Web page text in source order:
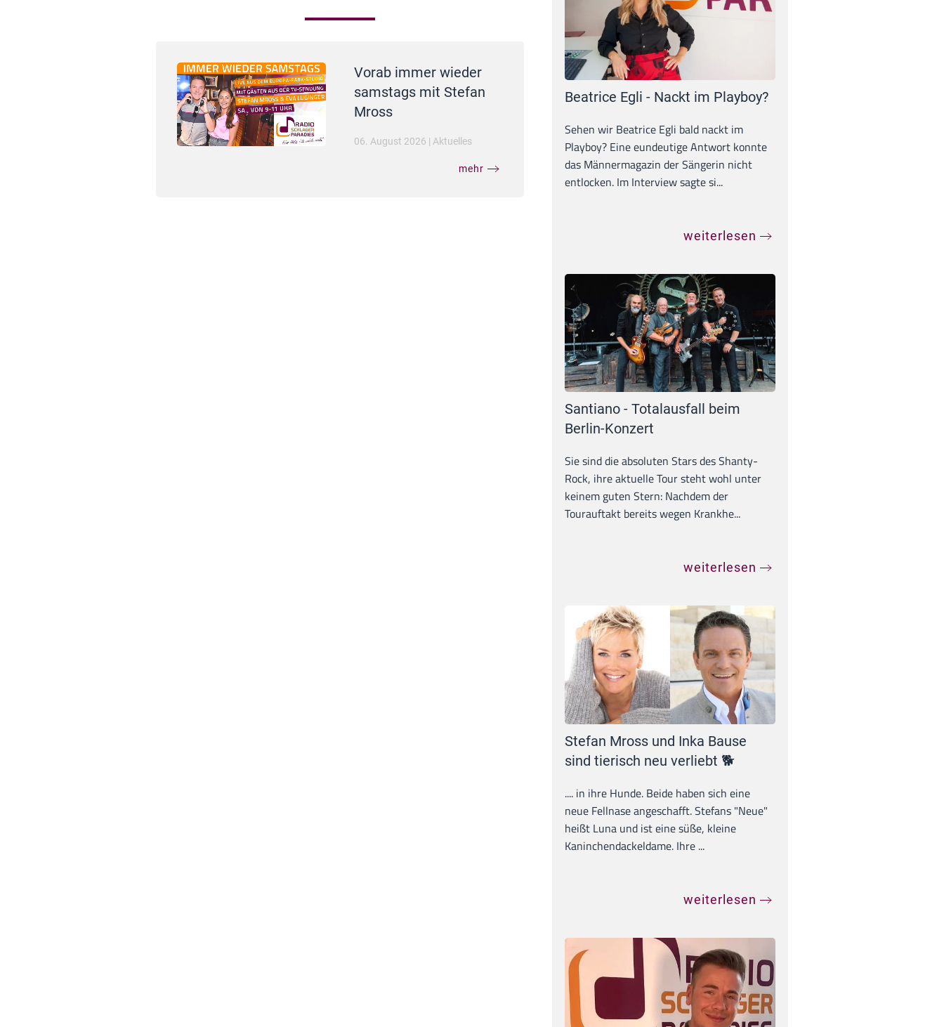
Vorab immer wieder
samstags mit Stefan
Mross
06. August 2026 | Aktuelles
mehr
Beatrice Egli - Nackt im Playboy?
Sehen wir Beatrice Egli bald nackt im
Playboy? Eine eundeutige Antwort konnte
das Männermagazin der Sängerin nicht
entlocken. Im Interview sagte si...
weiterlesen
Santiano - Totalausfall beim
Berlin-Konzert
Sie sind die absoluten Stars des Shanty-
Rock, ihre aktuelle Tour steht wohl unter
keinem guten Stern: Nachdem der
Tourauftakt bereits wegen Krankhe...
weiterlesen
Stefan Mross und Inka Bause
sind tierisch neu verliebt 🐕
.... in ihre Hunde. Beide haben sich eine
neue Fellnase angeschafft. Stefans "Neue"
heißt Luna und ist eine süße, kleine
Kaninchendackeldame. Ihre ...
weiterlesen